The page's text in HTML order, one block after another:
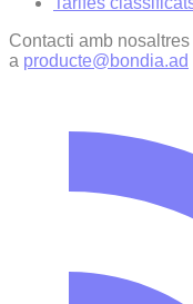
Contacti amb
a producte@bondia.ad